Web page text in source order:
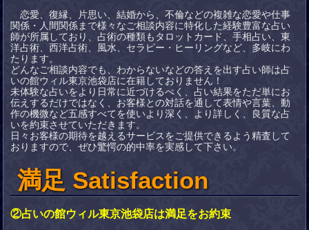
恋愛、復縁、片思い、結婚から、不倫などの複雑な恋愛や仕事
関係・人間関係まで様々なご相談内容に特化した経験豊富な占い
師が所属しており、占術の種類もタロットカード、手相占い、東
洋占術、西洋占術、風水、セラピー・ヒーリングなど、多岐にわ
たります。
どんなご相談内容でも、わからないなどの答えを出す占い師は占
いの館ウィル東京池袋店に在籍しておりません！
未体験な占いをより日常に近づけるべく、占い結果をただ単にお
伝えするだけではなく、お客様との対話を通して表情や言葉、動
作の機微など五感すべてを使いより深く、より詳しく、良質な占
いを約束させていただきます。
日々お客様の期待を越えるサービスをご提供できるよう精査して
おりますので、ぜひ驚愕の的中率を実感して下さい。
満足 Satisfaction
②占いの館ウィル東京池袋店は満足をお約束